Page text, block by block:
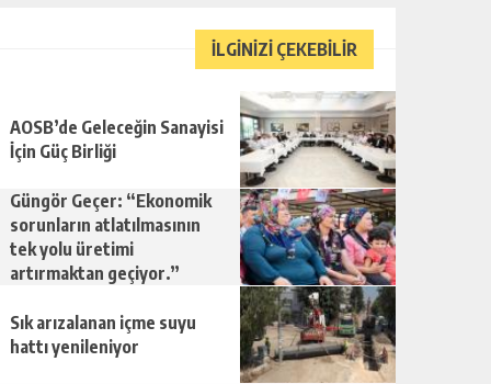
İLGİNİZİ ÇEKEBİLİR
AOSB’de Geleceğin Sanayisi
İçin Güç Birliği
Güngör Geçer: “Ekonomik
sorunların atlatılmasının
tek yolu üretimi
artırmaktan geçiyor.”
Sık arızalanan içme suyu
hattı yenileniyor